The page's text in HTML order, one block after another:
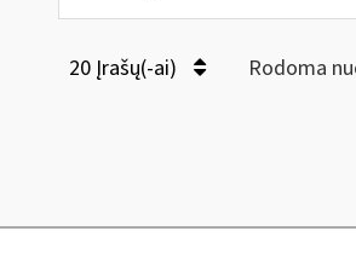
20 Įrašų(-ai) Rodoma